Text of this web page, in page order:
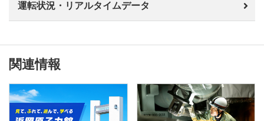
運転状況・リアルタイムデータ
関連情報